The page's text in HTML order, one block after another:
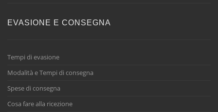
EVASIONE E CONSEGNA
Tempi di evasione
Modalità e Tempi di consegna
Spese di consegna
Cosa fare alla ricezione